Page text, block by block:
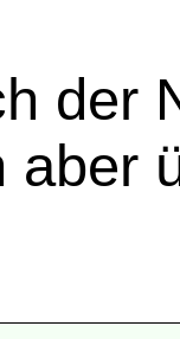
der
aber